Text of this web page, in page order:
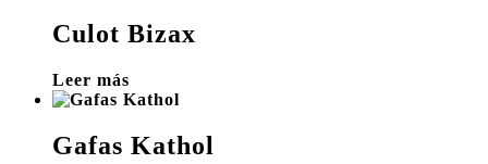
Culot Bizax
Leer más
Gafas Kathol